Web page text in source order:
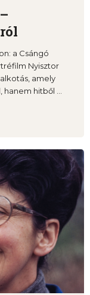
a Csángó
Nyisztor
amely
hitből ...